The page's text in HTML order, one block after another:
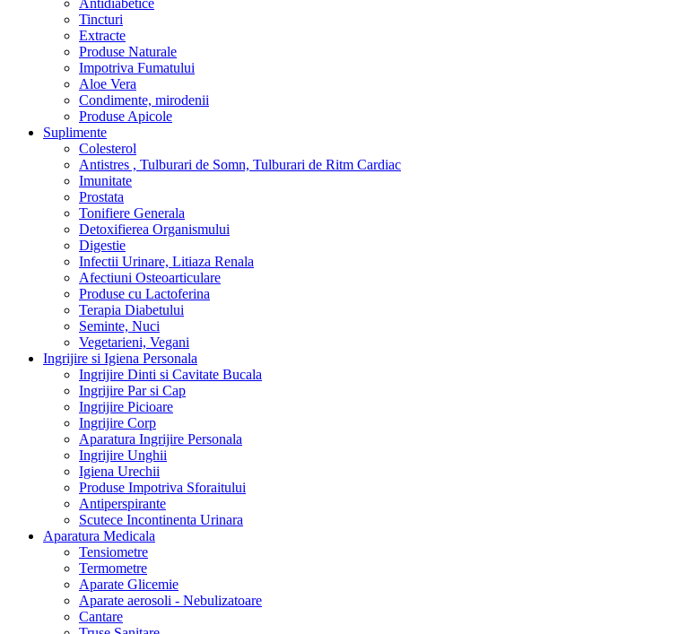
Antidiabetice
Tincturi
Extracte
Produse Naturale
Impotriva Fumatului
Aloe Vera
Condimente, mirodenii
Produse Apicole
Suplimente
Colesterol
Antistres , Tulburari de Somn, Tulburari de Ritm Cardiac
Imunitate
Prostata
Tonifiere Generala
Detoxifierea Organismului
Digestie
Infectii Urinare, Litiaza Renala
Afectiuni Osteoarticulare
Produse cu Lactoferina
Terapia Diabetului
Seminte, Nuci
Vegetarieni, Vegani
Ingrijire si Igiena Personala
Ingrijire Dinti si Cavitate Bucala
Ingrijire Par si Cap
Ingrijire Picioare
Ingrijire Corp
Aparatura Ingrijire Personala
Ingrijire Unghii
Igiena Urechii
Produse Impotriva Sforaitului
Antiperspirante
Scutece Incontinenta Urinara
Aparatura Medicala
Tensiometre
Termometre
Aparate Glicemie
Aparate aerosoli - Nebulizatoare
Cantare